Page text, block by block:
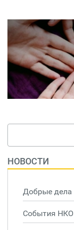
НОВОСТИ
Добрые дела
События НКО